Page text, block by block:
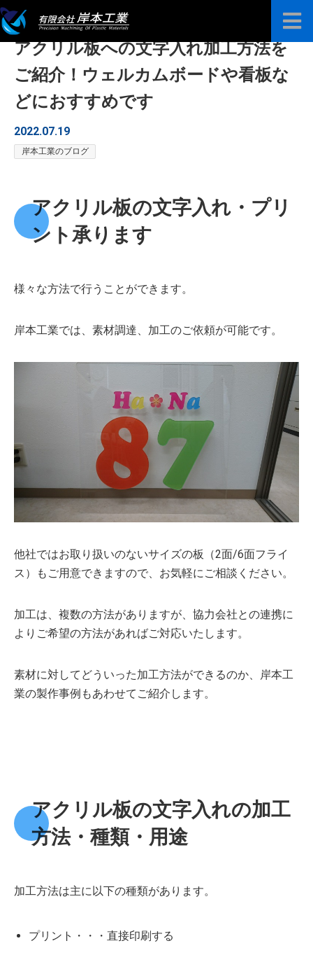
プラスチック高精度プレート販売
加工技術案内
加工事例
よくある質問
お知らせ
会社紹介
アクリル板への文字入れ加工方法を
ご紹介！ウェルカムボードや看板な
どにおすすめです
2022.07.19
岸本工業のブログ
アクリル板の文字入れ・プリ
ント承ります
様々な方法で行うことができます。
岸本工業では、素材調達、加工のご依頼が可能です。
他社ではお取り扱いのないサイズの板（2面/6面フライ
ス）もご用意できますので、お気軽にご相談ください。
加工は、複数の方法がありますが、協力会社との連携に
よりご希望の方法があればご対応いたします。
素材に対してどういった加工方法ができるのか、岸本工
業の製作事例もあわせてご紹介します。
アクリル板の文字入れの加工
方法・種類・用途
加工方法は主に以下の種類があります。
プリント・・・直接印刷する